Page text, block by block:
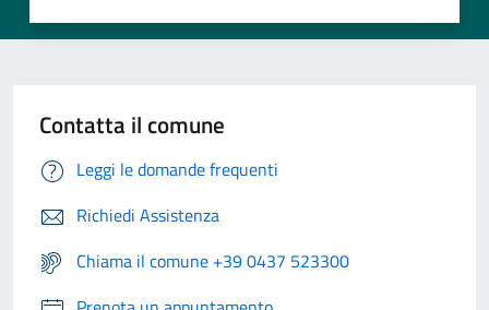
Contatta il comune
Leggi le domande frequenti
Richiedi Assistenza
Chiama il comune +39 0437 523300